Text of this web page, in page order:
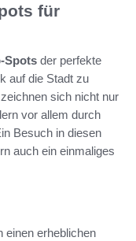
für
Spots der perfekte
auf die Stadt zu
sich nicht nur
vor allem durch
Besuch in diesen
auch ein einmaliges
einen erheblichen